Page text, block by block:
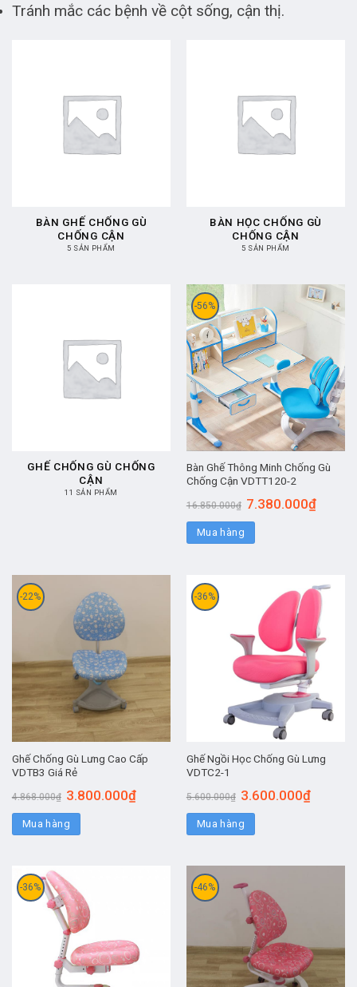
Tránh mắc các bệnh về cột sống, cận thị.
BÀN GHẾ CHỐNG GÙ
CHỐNG CẬN
5 SẢN PHẨM
BÀN HỌC CHỐNG GÙ
CHỐNG CẬN
5 SẢN PHẨM
GHẾ CHỐNG GÙ CHỐNG
CẬN
11 SẢN PHẨM
-56%
Bàn Ghế Thông Minh Chống Gù
Chống Cận VDTT120-2
16.850.000₫ 7.380.000₫
Mua hàng
-22%
Ghế Chống Gù Lưng Cao Cấp
VDTB3 Giá Rẻ
4.868.000₫ 3.800.000₫
Mua hàng
-36%
Ghế Ngồi Học Chống Gù Lưng
VDTC2-1
5.600.000₫ 3.600.000₫
Mua hàng
-36% -46%